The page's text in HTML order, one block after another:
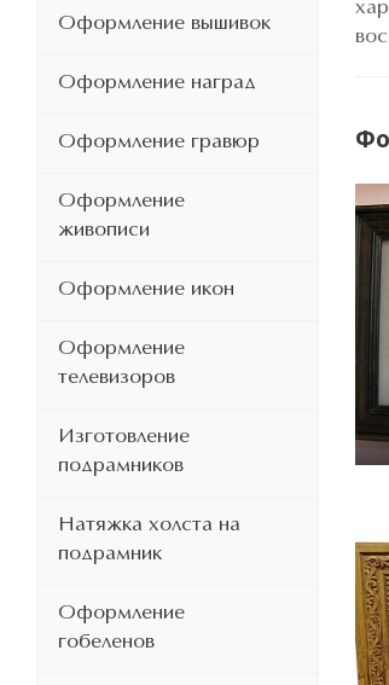
Оформление вышивок
Оформление наград
Оформление гравюр
Оформление
живописи
Оформление икон
Оформление
телевизоров
Изготовление
подрамников
Натяжка холста на
подрамник
Оформление
гобеленов